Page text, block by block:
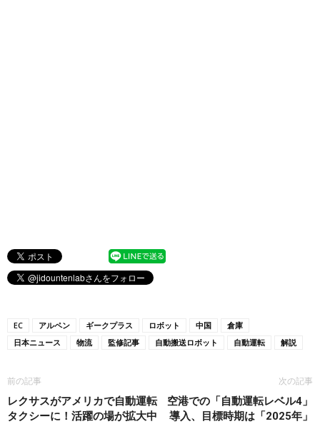
EC アルペン ギークプラス ロボット 中国
倉庫
日本ニュース
物流 監修記事 自動搬送ロボット 自動運転 解説
前の記事
レクサスがアメリカで自動運転
タクシーに！活躍の場が拡大中
次の記事
空港での「自動運転レベル4」
導入、目標時期は「2025年」